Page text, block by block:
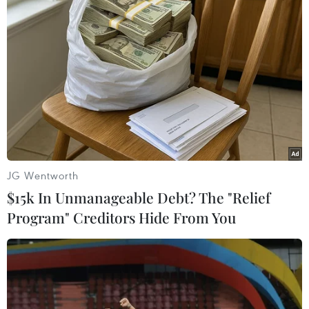
#Google #thương mại điện tử
#Google Lens
#công cụ tìm kiếm
Mỹ
JG Wentworth
$15k In Unmanageable Debt? The "Relief
Program" Creditors Hide From You